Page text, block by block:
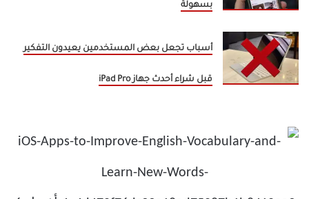
بسهولة
أسباب تجعل بعض المستخدمين يعيدون التفكير
قبل شراء أحدث جهاز iPad Pro